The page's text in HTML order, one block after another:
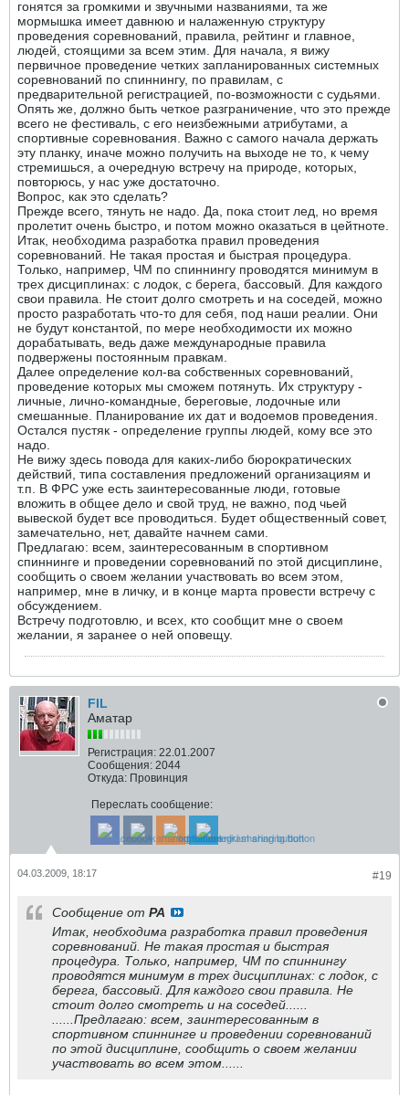
гонятся за громкими и звучными названиями, та же
мормышка имеет давнюю и налаженную структуру
проведения соревнований, правила, рейтинг и главное,
людей, стоящими за всем этим. Для начала, я вижу
первичное проведение четких запланированных системных
соревнований по спиннингу, по правилам, с
предварительной регистрацией, по-возможности с судьями.
Опять же, должно быть четкое разграничение, что это прежде
всего не фестиваль, с его неизбежными атрибутами, а
спортивные соревнования. Важно с самого начала держать
эту планку, иначе можно получить на выходе не то, к чему
стремишься, а очередную встречу на природе, которых,
повторюсь, у нас уже достаточно.
Вопрос, как это сделать?
Прежде всего, тянуть не надо. Да, пока стоит лед, но время
пролетит очень быстро, и потом можно оказаться в цейтноте.
Итак, необходима разработка правил проведения
соревнований. Не такая простая и быстрая процедура.
Только, например, ЧМ по спиннингу проводятся минимум в
трех дисциплинах: с лодок, с берега, бассовый. Для каждого
свои правила. Не стоит долго смотреть и на соседей, можно
просто разработать что-то для себя, под наши реалии. Они
не будут константой, по мере необходимости их можно
дорабатывать, ведь даже международные правила
подвержены постоянным правкам.
Далее определение кол-ва собственных соревнований,
проведение которых мы сможем потянуть. Их структуру -
личные, лично-командные, береговые, лодочные или
смешанные. Планирование их дат и водоемов проведения.
Остался пустяк - определение группы людей, кому все это
надо.
Не вижу здесь повода для каких-либо бюрократических
действий, типа составления предложений организациям и
т.п. В ФРС уже есть заинтересованные люди, готовые
вложить в общее дело и свой труд, не важно, под чьей
вывеской будет все проводиться. Будет общественный совет,
замечательно, нет, давайте начнем сами.
Предлагаю: всем, заинтересованным в спортивном
спиннинге и проведении соревнований по этой дисциплине,
сообщить о своем желании участвовать во всем этом,
например, мне в личку, и в конце марта провести встречу с
обсуждением.
Встречу подготовлю, и всех, кто сообщит мне о своем
желании, я заранее о ней оповещу.
FIL
Аматар
Регистрация: 22.01.2007
Сообщения: 2044
Откуда: Провинция
Переслать сообщение:
#19
04.03.2009, 18:17
Сообщение от РА
Итак, необходима разработка правил проведения
соревнований. Не такая простая и быстрая
процедура. Только, например, ЧМ по спиннингу
проводятся минимум в трех дисциплинах: с лодок, с
берега, бассовый. Для каждого свои правила. Не
стоит долго смотреть и на соседей......
......Предлагаю: всем, заинтересованным в
спортивном спиннинге и проведении соревнований
по этой дисциплине, сообщить о своем желании
участвовать во всем этом......